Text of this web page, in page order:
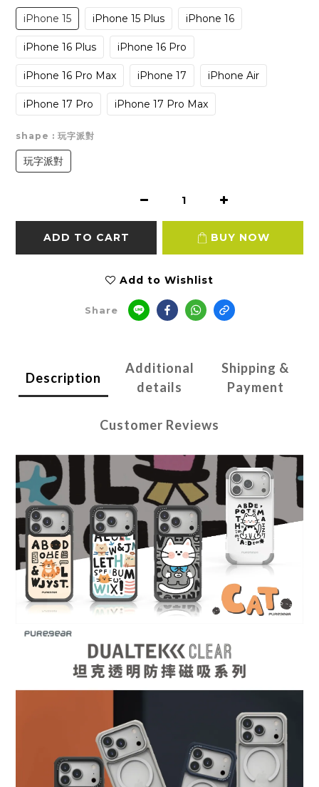
iPhone 15 iPhone 15 Plus iPhone 16
iPhone 16 Plus iPhone 16 Pro
iPhone 16 Pro Max iPhone 17 iPhone Air
iPhone 17 Pro iPhone 17 Pro Max
shape : 玩字派對
玩字派對
ADD TO CART BUY NOW
Add to Wishlist
Share
Description
Additional
details
Shipping &
Payment
Customer Reviews